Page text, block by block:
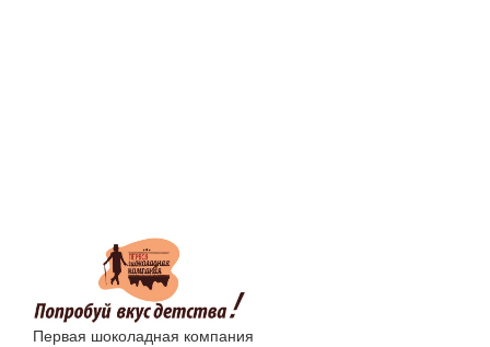
Первая шоколадная компания